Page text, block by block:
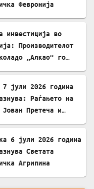
Февронија
инвестиција во
Производителот
„Алкао“ го
7 јули 2026 година
Раѓањето на
Јован Претеча и
6 јули 2026 година
Светата
Агрипина